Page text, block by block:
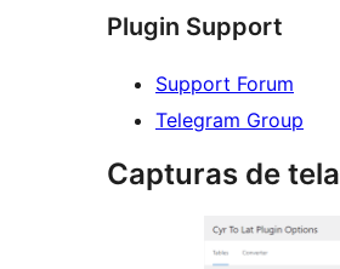
Plugin Support
Support Forum
Telegram Group
Capturas de tela